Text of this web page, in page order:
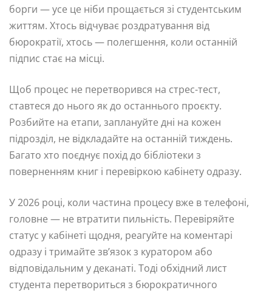
борги — усе це ніби прощається зі студентським
життям. Хтось відчуває роздратування від
бюрократії, хтось — полегшення, коли останній
підпис стає на місці.
Щоб процес не перетворився на стрес-тест,
ставтеся до нього як до останнього проєкту.
Розбийте на етапи, заплануйте дні на кожен
підрозділ, не відкладайте на останній тиждень.
Багато хто поєднує похід до бібліотеки з
поверненням книг і перевіркою кабінету одразу.
У 2026 році, коли частина процесу вже в телефоні,
головне — не втратити пильність. Перевіряйте
статус у кабінеті щодня, реагуйте на коментарі
одразу і тримайте зв’язок з куратором або
відповідальним у деканаті. Тоді обхідний лист
студента перетвориться з бюрократичного